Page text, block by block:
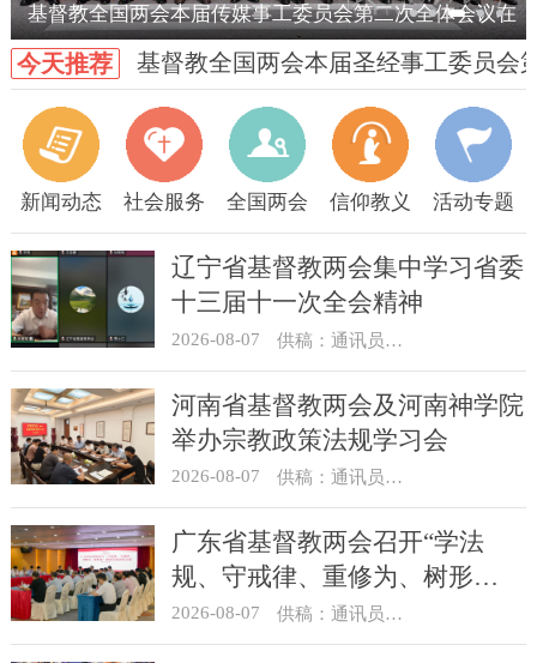
基督教全国两会本届传媒事工委员会第二次全体会议在
武汉召开
今天推荐 基督教全国两会本届圣经事工委员会
新闻动态 社会服务 全国两会 信仰教义 活动专题
辽宁省基督教两会集中学习省委
十三届十一次全会精神
2026-08-07 供稿：通讯员 顾利民
河南省基督教两会及河南神学院
举办宗教政策法规学习会
2026-08-07 供稿：通讯员 靳新元
广东省基督教两会召开“学法
规、守戒律、重修为、树形
象”教育活动总结会议
2026-08-07 供稿：通讯员 汪浩